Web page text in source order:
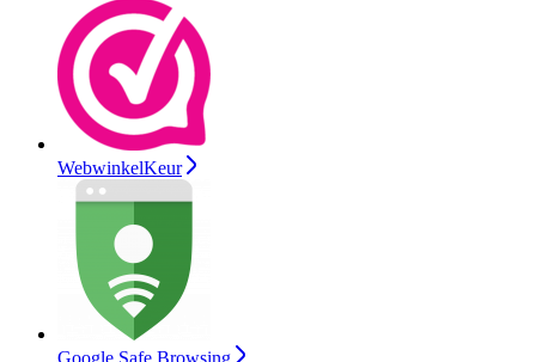
WebwinkelKeur
Google Safe Browsing